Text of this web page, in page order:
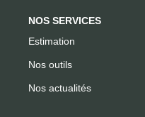
NOS SERVICES
Estimation
Nos outils
Nos actualités